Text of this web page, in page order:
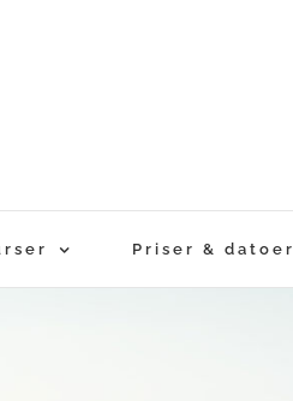
Priser & datoer